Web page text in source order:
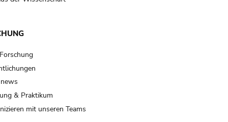
& Praktikum
mit unseren Teams